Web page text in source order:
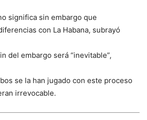
significa sin embargo que
con La Habana, subrayó
del embargo será “inevitable”,
se la han jugado con este proceso
irrevocable.